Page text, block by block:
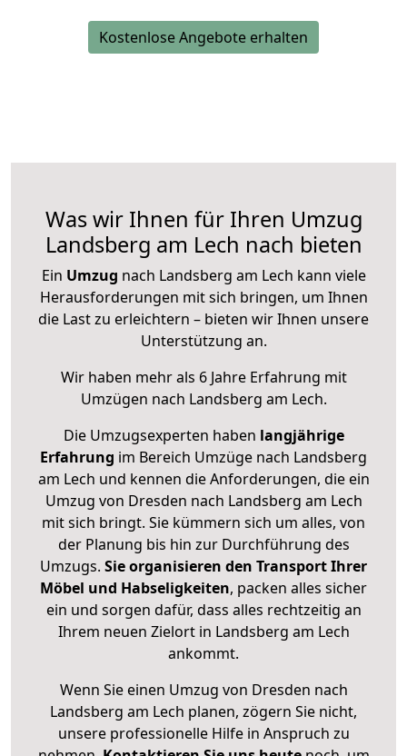
Kostenlose Angebote erhalten
Was wir Ihnen für Ihren Umzug
Landsberg am Lech nach bieten
Ein Umzug nach Landsberg am Lech kann viele
Herausforderungen mit sich bringen, um Ihnen
die Last zu erleichtern – bieten wir Ihnen unsere
Unterstützung an.
Wir haben mehr als 6 Jahre Erfahrung mit
Umzügen nach Landsberg am Lech.
Die Umzugsexperten haben langjährige
Erfahrung im Bereich Umzüge nach Landsberg
am Lech und kennen die Anforderungen, die ein
Umzug von Dresden nach Landsberg am Lech
mit sich bringt. Sie kümmern sich um alles, von
der Planung bis hin zur Durchführung des
Umzugs. Sie organisieren den Transport Ihrer
Möbel und Habseligkeiten, packen alles sicher
ein und sorgen dafür, dass alles rechtzeitig an
Ihrem neuen Zielort in Landsberg am Lech
ankommt.
Wenn Sie einen Umzug von Dresden nach
Landsberg am Lech planen, zögern Sie nicht,
unsere professionelle Hilfe in Anspruch zu